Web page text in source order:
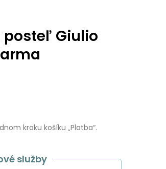
Giulio
kroku košíku „Platba“.
služby